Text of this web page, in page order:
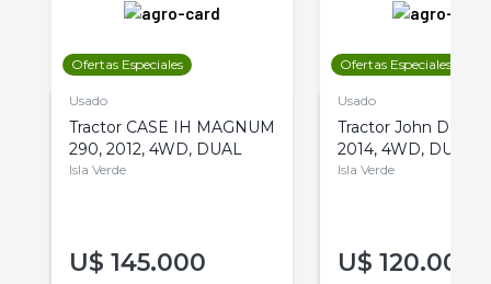
Ofertas Especiales
Usado
Tractor CASE IH MAGNUM
290, 2012, 4WD, DUAL
Isla Verde
U$ 145.000
Ofertas Especiales
Usado
Tractor John Deere
2014, 4WD, DUAL
Isla Verde
U$ 120.000